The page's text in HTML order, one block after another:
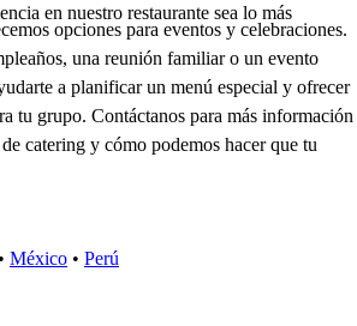
en nuestro restaurante sea lo más
opciones para eventos y celebraciones.
una reunión familiar o un evento
a planificar un menú especial y ofrecer
tu grupo. Contáctanos para más información
catering y cómo podemos hacer que tu
• México • Perú